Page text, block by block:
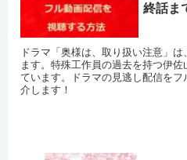
終話ま
ドラマ「奥様は、取り扱い注意」
ます。特殊工作員の過去を持つ伊
ています。ドラマの見逃し配信を
介します！